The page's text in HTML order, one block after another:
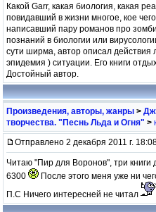
Какой Garr, какая биология, какая
повидавший в жизни многое, кое
написавший пару романов про
познаний в биологии или
сути ширма, автор описал
эпидемия ) ситуации. Его книги
Достойный автор.
Произведения, авторы, жанры >
творчества. "Песнь Льда и Огня" >
Отправлено 2 декабря 2011 г.
Читаю "Пир для Воронов", три книги
6300
После этого меня уже ни
П.С Ничего интересней не читал